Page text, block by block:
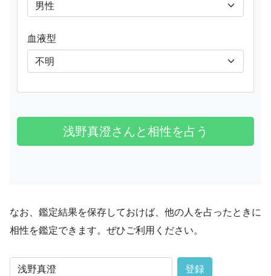
血液型
なお、鑑定結果を保存しておけば、他の人を占ったときに
相性を鑑定できます。ぜひご利用ください。
登録